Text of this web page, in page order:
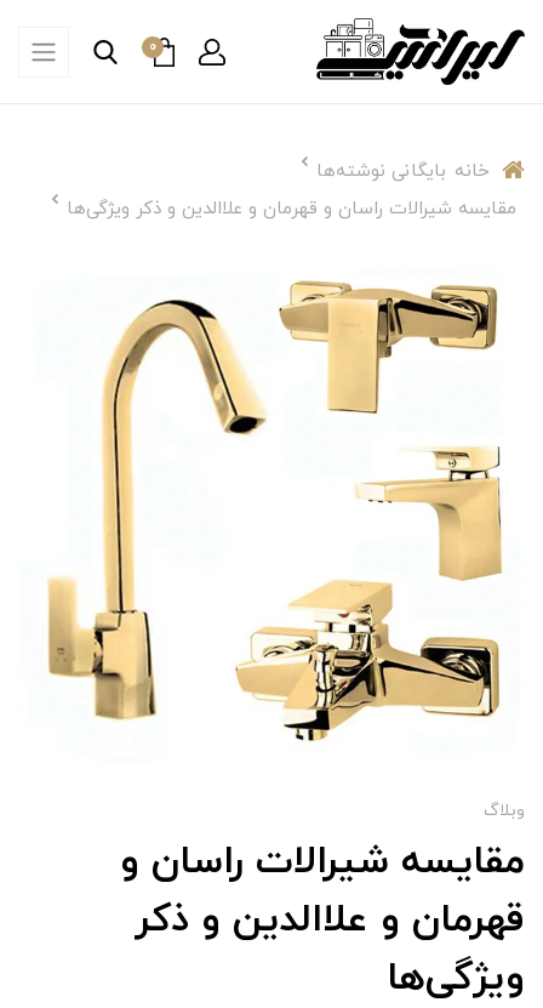
0
خانه بایگانی نوشته‌ها
مقایسه شیرالات راسان و قهرمان و علاالدین و ذکر ویژگی‌ها
وبلاگ
مقایسه شیرالات راسان و
قهرمان و علاالدین و ذکر
ویژگی‌ها